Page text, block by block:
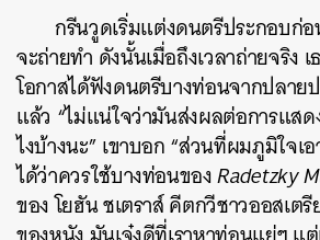
กรีนวูดเริ่มแต่งดนตรีประกอบก่
จะถ่ายทำ ดังนั้นเมื่อถึงเวลาถ่ายจริง
โอกาสได้ฟังดนตรีบางท่อนจากปลาย
แล้ว “ไม่แน่ใจว่ามันส่งผลต่อการแส
ไงบ้างนะ” เขาบอก “ส่วนที่ผมภูมิใจ
ได้ว่าควรใช้บางท่อนของRadetzky
ของ โยฮัน ชเตราส์ คีตกวีชาวออสเ